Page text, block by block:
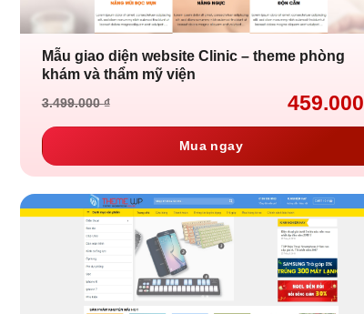
Mẫu giao diện website Clinic – theme phòng
khám và thẩm mỹ viện
3.499.000₫
Giá
là:
459.000
Giá
tại
459.000 ₫.
Mua ngay